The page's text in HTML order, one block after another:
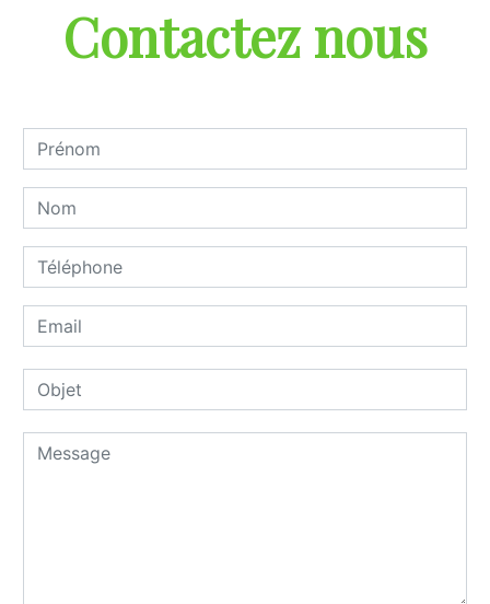
Contactez nous